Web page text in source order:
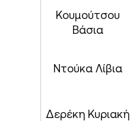
Κουμούτσου
Βάσια
Ντούκα Λίβια
Δερέκη Κυριακή